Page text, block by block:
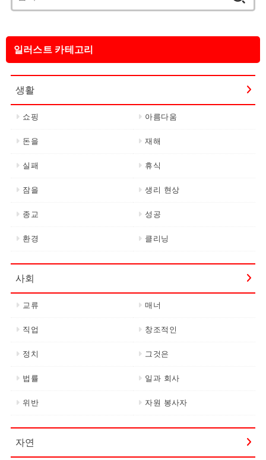
색:
일러스트 카테고리
생활
쇼핑 아름다움
돈을 재해
실패 휴식
잠을 생리 현상
종교 성공
환경 클리닝
사회
교류 매너
직업 창조적인
정치 그것은
법률 일과 회사
위반 자원 봉사자
자연